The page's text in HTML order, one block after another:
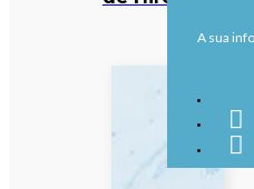
A sua